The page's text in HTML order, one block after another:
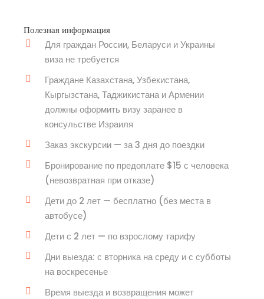
Полезная информация
Для граждан России, Беларуси и Украины
виза не требуется
Граждане Казахстана, Узбекистана,
Кыргызстана, Таджикистана и Армении
должны оформить визу заранее в
консульстве Израиля
Заказ экскурсии — за 3 дня до поездки
Бронирование по предоплате $15 с человека
(невозвратная при отказе)
Дети до 2 лет — бесплатно (без места в
автобусе)
Дети с 2 лет — по взрослому тарифу
Дни выезда: с вторника на среду и с субботы
на воскресенье
Время выезда и возвращения может